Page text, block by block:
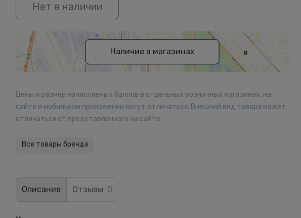
Нет в наличии
Наличие в магазинах
Цены и размер начисляемых баллов в отдельных розничных магазинах, на
сайте и мобильном приложении могут отличаться. Внешний вид товара может
отличаться от представленного на сайте.
Все товары бренда
Описание Отзывы 0